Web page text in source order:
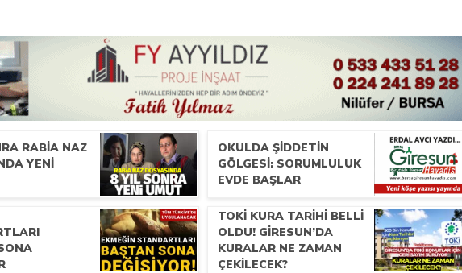
RABIA NAZ
YENI
OKULDA ŞIDDETIN
GÖLGESI: SORUMLULUK
EVDE BAŞLAR
TOKİ KURA TARIHI BELLI
OLDU! GIRESUN’DA
KURALAR NE ZAMAN
ÇEKILECEK?